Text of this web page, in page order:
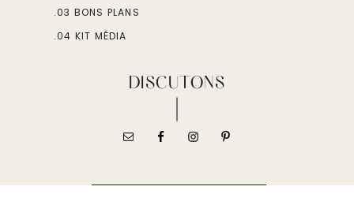
.03 BONS PLANS
.04 KIT MÉDIA
DISCUTONS